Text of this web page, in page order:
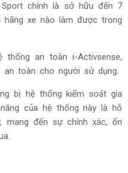
chính là sở hữu đến 7
xe nào làm được trong
an toàn i-Activsense,
toàn cho người sử dụng.
bị hệ thống kiểm soát gia
của hệ thống này là hỗ
mang đến sự chính xác, ổn